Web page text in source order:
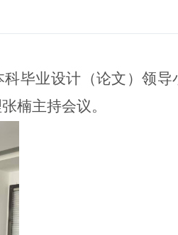
科毕业设计（论文）领导
楠主持会议。